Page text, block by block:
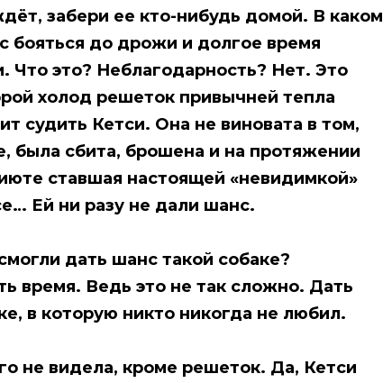
забери ее кто-нибудь домой. В каком
бояться до дрожи и долгое время
Что это? Неблагодарность? Нет. Это
холод решеток привычней тепла
судить Кетси. Она не виновата в том,
была сбита, брошена и на протяжении
ставшая настоящей «невидимкой»
Ей ни разу не дали шанс.
дать шанс такой собаке?
время. Ведь это не так сложно. Дать
в которую никто никогда не любил.
не видела, кроме решеток. Да, Кетси